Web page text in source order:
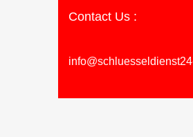
Contact Us :